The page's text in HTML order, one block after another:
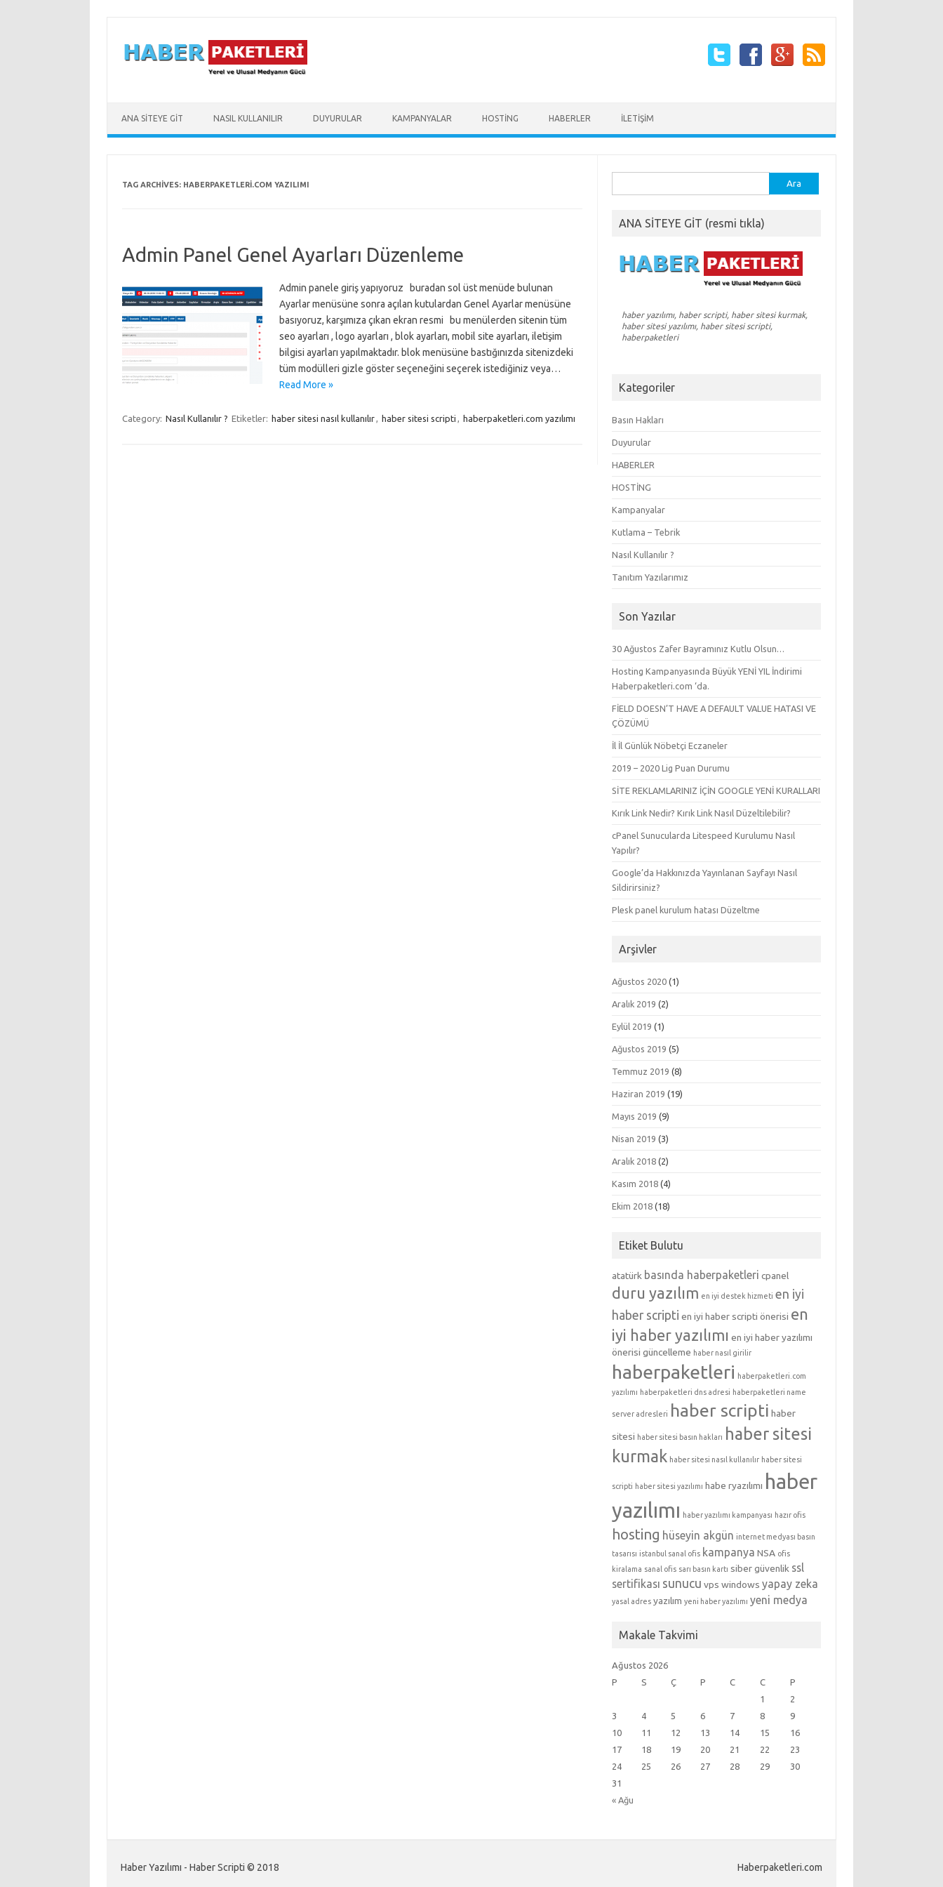
ANA SİTEYE GİT NASIL KULLANILIR DUYURULAR KAMPANYALAR HOSTİNG HABERLER İLETİŞİM
TAG ARCHIVES: HABERPAKETLERI.COM YAZILIMI
Admin Panel Genel Ayarları Düzenleme
Admin panele giriş yapıyoruz buradan sol üst menüde bulunan
Ayarlar menüsüne sonra açılan kutulardan Genel Ayarlar menüsüne
basıyoruz, karşımıza çıkan ekran resmi bu menülerden sitenin tüm
seo ayarları , logo ayarları , blok ayarları, mobil site ayarları, iletişim
bilgisi ayarları yapılmaktadır. blok menüsüne bastığınızda sitenizdeki
tüm modülleri gizle göster seçeneğini seçerek istediğiniz veya…
Read More »
Category: Nasıl Kullanılır ? Etiketler: haber sitesi nasıl kullanılır, haber sitesi scripti , haberpaketleri.com yazılımı
ANA SİTEYE GİT (resmi tıkla)
haber yazılımı, haber scripti, haber sitesi kurmak,
haber sitesi yazılımı, haber sitesi scripti,
haberpaketleri
Kategoriler
Basın Hakları
Duyurular
HABERLER
HOSTİNG
Kampanyalar
Kutlama – Tebrik
Nasıl Kullanılır ?
Tanıtım Yazılarımız
Son Yazılar
30 Ağustos Zafer Bayramınız Kutlu Olsun…
Hosting Kampanyasında Büyük YENİ YIL İndirimi
Haberpaketleri.com ‘da.
FİELD DOESN’T HAVE A DEFAULT VALUE HATASI VE
ÇÖZÜMÜ
İl İl Günlük Nöbetçi Eczaneler
2019 – 2020 Lig Puan Durumu
SİTE REKLAMLARINIZ İÇİN GOOGLE YENİ KURALLARI
Kırık Link Nedir? Kırık Link Nasıl Düzeltilebilir?
cPanel Sunucularda Litespeed Kurulumu Nasıl
Yapılır?
Google’da Hakkınızda Yayınlanan Sayfayı Nasıl
Sildirirsiniz?
Plesk panel kurulum hatası Düzeltme
Arşivler
Ağustos 2020 (1)
Aralık 2019 (2)
Eylül 2019 (1)
Ağustos 2019 (5)
Temmuz 2019 (8)
Haziran 2019 (19)
Mayıs 2019 (9)
Nisan 2019 (3)
Aralık 2018 (2)
Kasım 2018 (4)
Ekim 2018 (18)
Etiket Bulutu
atatürk basında haberpaketleri cpanel
duru yazılım en iyi destek hizmeti en iyi
haber scripti en iyi haber scripti önerisi en
iyi haber yazılımı en iyi haber yazılımı
önerisi güncelleme haber nasıl girilir
haberpaketleri haberpaketleri.com
yazılımı haberpaketleri dns adresi haberpaketleri name
server adresleri haber scripti haber
sitesi haber sitesi basın hakları haber sitesi
kurmak haber sitesi nasıl kullanılır haber sitesi
scripti haber sitesi yazılımı habe ryazılımı haber
yazılımı haber yazılımı kampanyası hazır ofis
hosting hüseyin akgün internet medyası basın
tasarısı istanbul sanal ofis kampanya NSA ofis
kiralama sanal ofis sarı basın kartı siber güvenlik ssl
sertifikası sunucu vps windows yapay zeka
yasal adres yazılım yeni haber yazılımı yeni medya
Makale Takvimi
Ağustos 2026
P
S Ç P C C P
« Ağu
1
2
3
4 5 6 7 8
9
10
11 12 13 14 15
16
17
18 19 20 21 22
23
24
25 26 27 28 29
30
31
Haber Yazılımı - Haber Scripti © 2018 Haberpaketleri.com